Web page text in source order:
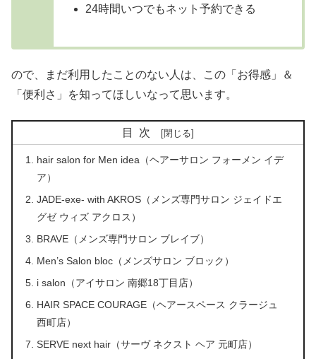
24時間いつでもネット予約できる
ので、まだ利用したことのない人は、この「お得感」＆
「便利さ」を知ってほしいなって思います。
目次
hair salon for Men idea（ヘアーサロン フォーメン イデ
ア）
JADE-exe- with AKROS（メンズ専門サロン ジェイドエ
グゼ ウィズ アクロス）
BRAVE（メンズ専門サロン ブレイブ）
Men’s Salon bloc（メンズサロン ブロック）
i salon（アイサロン 南郷18丁目店）
HAIR SPACE COURAGE（ヘアースペース クラージュ
西町店）
SERVE next hair（サーヴ ネクスト ヘア 元町店）